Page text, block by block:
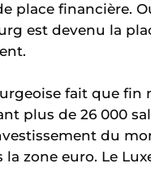
place financière.
est devenu la
fait que fin
plus de 26 000
du
zone euro. Le